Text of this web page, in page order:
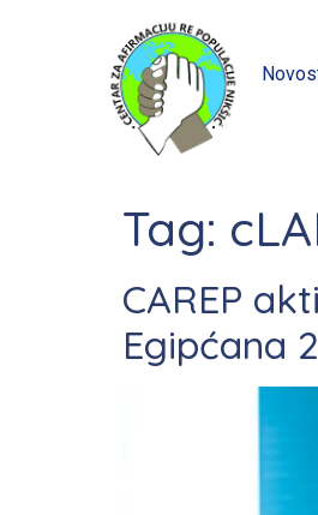
Tag:
CAREP
Egipćana